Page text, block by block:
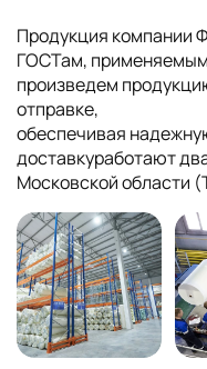
Продукция компании
ГОСТам,
произведем
отправке,
обеспечивая
доставкуработают
Московской области